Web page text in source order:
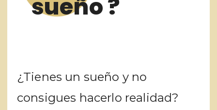
sueño ?
¿Tienes un sueño y no
consigues hacerlo realidad?